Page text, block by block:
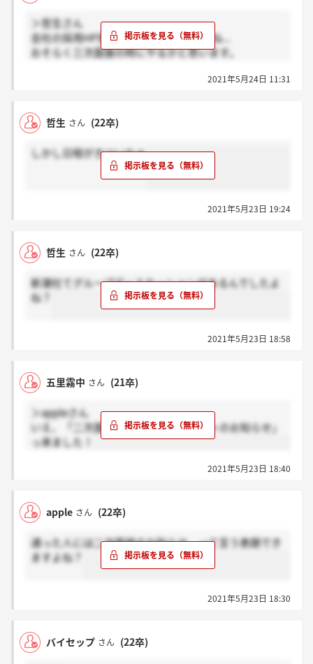
＞哲生さん
会社の採用HP見る限り、ありそうですね...
おそらく三次面接の時にやるかと思います。
GDめちゃくちゃ苦手なので、そこまで進めればいいで
2021年5月24日 11:31
哲生 さん (22卒)
しかし日程がきついなぁ
2021年5月23日 19:24
哲生 さん (22卒)
新潮社てグループディスカッションがあるんでしたよ
ね？
2021年5月23日 18:58
五里霧中 さん (21卒)
＞appleさん
いえ、「二次面接とデザイン思考テストのお知らせ」
っ来ました！
2021年5月23日 18:40
apple さん (22卒)
通った人には二次面接のお知らせ って言う表題でき
ますよね？
2021年5月23日 18:30
バイセップ さん (22卒)